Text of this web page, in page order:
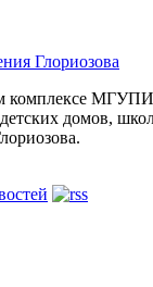
Глориозова
комплексе МГУПИ
домов,